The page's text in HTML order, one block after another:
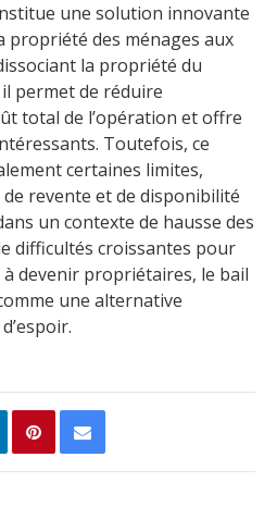
une solution innovante
propriété des ménages aux
la propriété du
permet de réduire
total de l’opération et offre
Toutefois, ce
certaines limites,
revente et de disponibilité
un contexte de hausse des
difficultés croissantes pour
devenir propriétaires, le bail
une alternative